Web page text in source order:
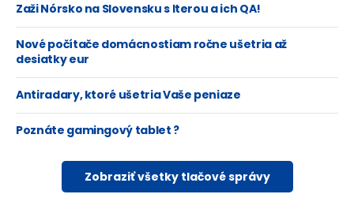
Zaži Nórsko na Slovensku s Iterou a ich QA!
Nové počítače domácnostiam ročne ušetria až
desiatky eur
Antiradary, ktoré ušetria Vaše peniaze
Poznáte gamingový tablet ?
Zobraziť všetky tlačové správy